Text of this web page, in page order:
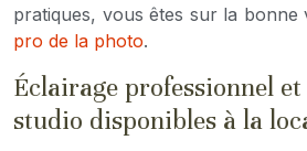
pratiques, vous êtes sur la
pro de la photo.
Éclairage professionnel et
studio disponibles à la